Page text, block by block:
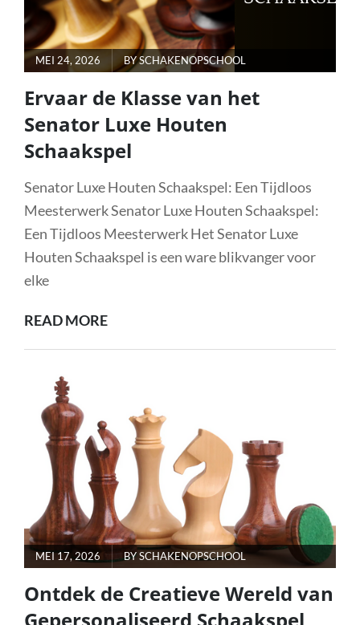
POSTED
ON
MEI 24, 2026 BYSCHAKENOPSCHOOL
Ervaar de Klasse van het
Senator Luxe Houten
Schaakspel
Senator Luxe Houten Schaakspel: Een Tijdloos
Meesterwerk Senator Luxe Houten Schaakspel:
Een Tijdloos Meesterwerk Het Senator Luxe
Houten Schaakspel is een ware blikvanger voor
elke
READ MOREERVAAR
HET
SENATOR
LUXE
HOUTEN
SCHAAKSPEL
POSTED
ON
MEI 17, 2026 BYSCHAKENOPSCHOOL
Ontdek de Creatieve Wereld van